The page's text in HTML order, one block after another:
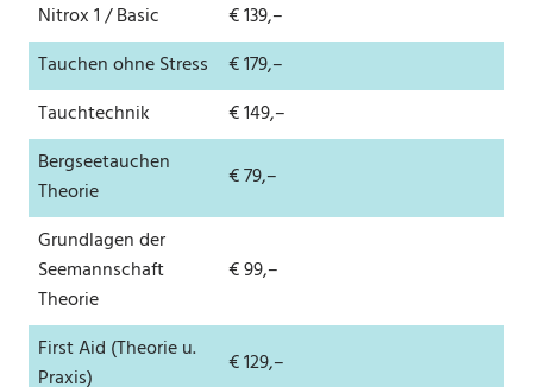
Nitrox 1 / Basic
€ 139,–
Tauchen ohne Stress
€ 179,–
Tauchtechnik
€ 149,–
Bergseetauchen
Theorie
€ 79,–
Grundlagen der
Seemannschaft
Theorie
€ 99,–
First Aid (Theorie u.
Praxis)
€ 129,–